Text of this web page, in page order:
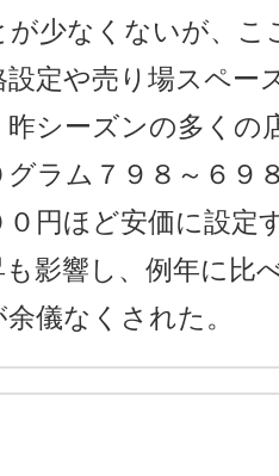
が少なくないが、こ
定や売り場スペー
シーズンの多くの
ラム７９８～６９
円ほど安価に設定
影響し、例年に比
儀なくされた。